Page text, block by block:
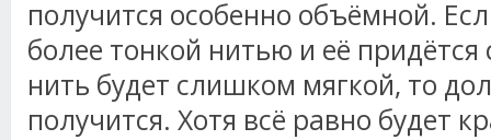
получится особенно объёмной.
более тонкой нитью и её
нить будет слишком мягкой, то
получится. Хотя всё равно будет